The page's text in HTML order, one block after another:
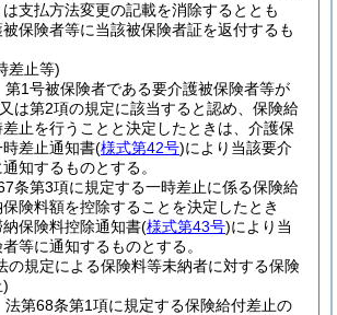
支払方法変更の記載を消除するととも
保険者等に当該被保険者証を返付するも
差止等)
第1号被保険者である要介護被保険者等が
は第2項の規定に該当すると認め、保険給
止を行うことと決定したときは、介護保
差止通知書(様式第42号)により当該要介
知するものとする。
条第3項に規定する一時差止に係る保険給
険料額を控除することを決定したとき
保険料控除通知書(様式第43号)により当
等に通知するものとする。
の規定による保険料等未納者に対する保険
)
法第68条第1項に規定する保険給付差止の